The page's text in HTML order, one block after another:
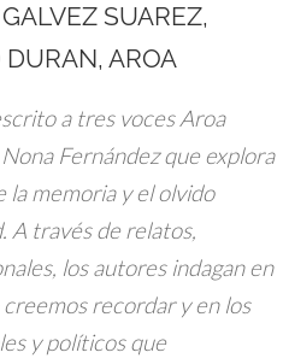
GALVEZ SUAREZ,
AROA
a tres voces Aroa
Fernández que explora
la memoria y el olvido
A través de relatos,
los autores indagan en
recordar y en los
y políticos que